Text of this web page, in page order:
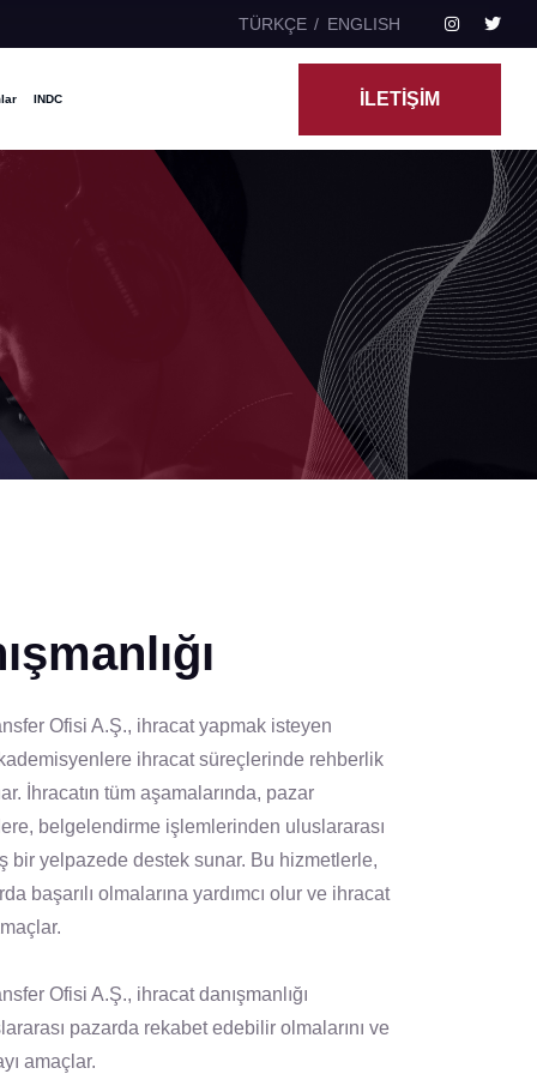
TÜRKÇE ENGLISH
INDC İLETİŞİM
Ofisi A.Ş., ihracat yapmak isteyen
ihracat süreçlerinde rehberlik
İhracatın tüm aşamalarında, pazar
belgelendirme işlemlerinden uluslararası
bir yelpazede destek sunar. Bu hizmetlerle,
başarılı olmalarına yardımcı olur ve ihracat
Ofisi A.Ş., ihracat danışmanlığı
pazarda rekabet edebilir olmalarını ve
amaçlar.